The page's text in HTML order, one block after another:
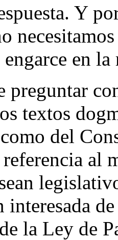
Y
en
preguntar
textos
del
al
la Ley de